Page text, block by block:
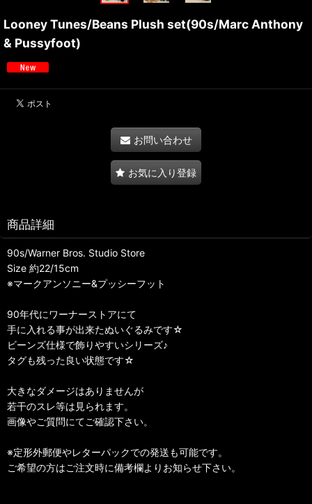
Looney Tunes/Beans Plush set(90s/Marc Anthony
& Pussyfoot)
お問い合わせ
お気に入り登録
商品詳細
90s/Warner Bros. Studio Store
Size 約22/15cm
※マークアンソニー&プッシーフット
90年代にワーナーストアにて
手に入れる事が出来たぬいぐるみです☆
ビーンズ仕様で飾りやすいシリーズ♪
タグも残った良い状態です☆
大きなダメージはありませんが
若干のスレ等は見られます。
画像やご質問にてご確認下さい。
※定形外郵便やレターパックでの発送も可能です。
ご希望の方はご注文時に備考欄よりお知らせ下さい。